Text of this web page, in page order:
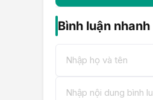
Chiếc camera này hiện
Như vậy, với một mức
này để đảm bảo an toàn
Mua Camera
Hoàng Hà Mobile
Nếu bạn đang có ý
Bình luận nhanh